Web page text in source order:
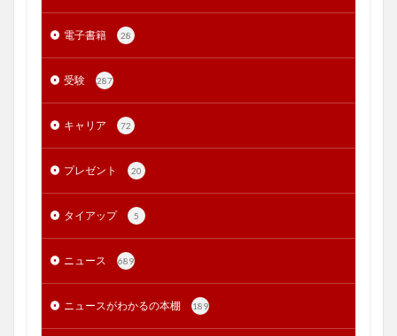
電子書籍 28
受験 287
キャリア 72
プレゼント 20
タイアップ 5
ニュース 689
ニュースがわかるの本棚 189